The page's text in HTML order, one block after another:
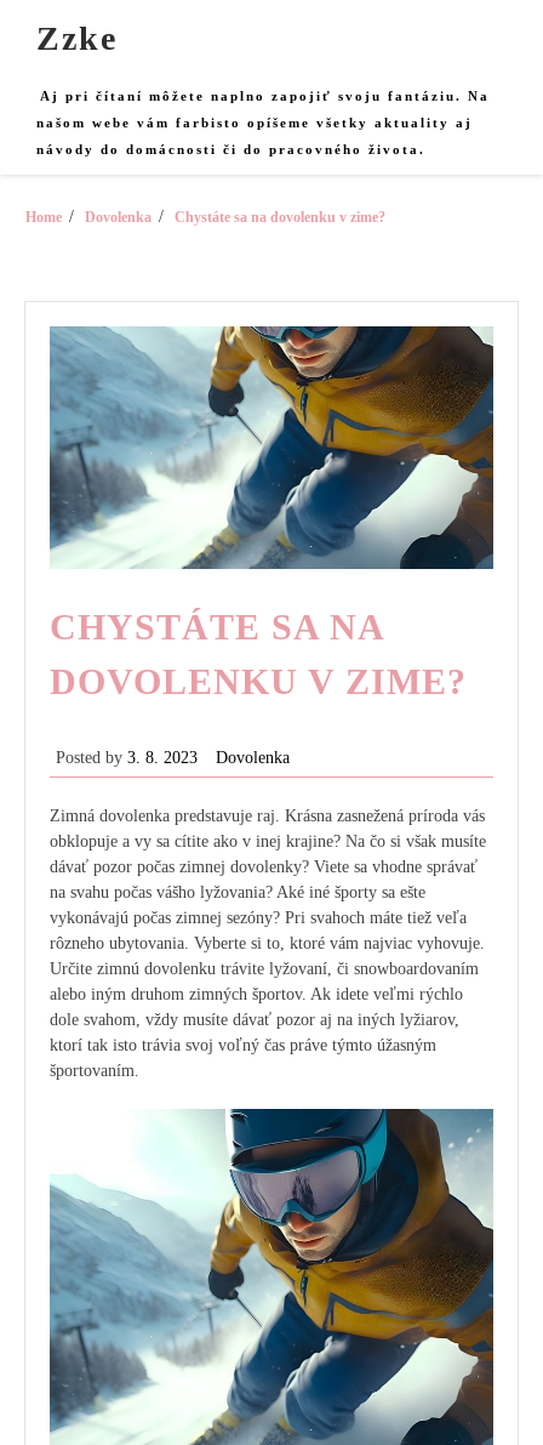
Zzke
Aj pri čítaní môžete naplno zapojiť svoju fantáziu. Na
našom webe vám farbisto opíšeme všetky aktuality aj
návody do domácnosti či do pracovného života.
Home Dovolenka Chystáte sa na dovolenku v zime?
CHYSTÁTE SA NA
DOVOLENKU V ZIME?
Posted by 3. 8. 2023 Dovolenka
Zimná dovolenka predstavuje raj. Krásna zasnežená príroda vás
obklopuje a vy sa cítite ako v inej krajine? Na čo si však musíte
dávať pozor počas zimnej dovolenky? Viete sa vhodne správať
na svahu počas vášho lyžovania? Aké iné športy sa ešte
vykonávajú počas zimnej sezóny? Pri svahoch máte tiež veľa
rôzneho ubytovania. Vyberte si to, ktoré vám najviac vyhovuje.
Určite zimnú dovolenku trávite lyžovaní, či snowboardovaním
alebo iným druhom zimných športov. Ak idete veľmi rýchlo
dole svahom, vždy musíte dávať pozor aj na iných lyžiarov,
ktorí tak isto trávia svoj voľný čas práve týmto úžasným
športovaním.